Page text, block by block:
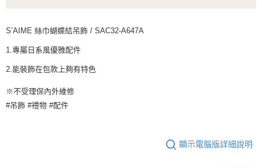
S’AIME 絲巾蝴蝶結吊飾 / SAC32-A647A
1.專屬日系風優雅配件
2.能裝飾在包款上夠有特色
※不受理保內外維修
#吊飾 #禮物 #配件
顯示電腦版詳細說明